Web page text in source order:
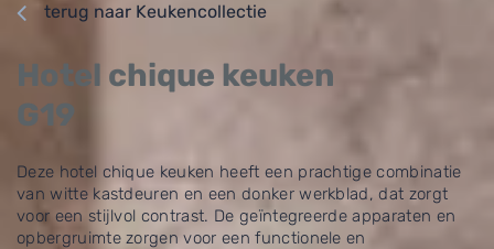
terug naar Keukencollectie
Hotel chique keuken
G19
Deze hotel chique keuken heeft een prachtige combinatie
van witte kastdeuren en een donker werkblad, dat zorgt
voor een stijlvol contrast. De geïntegreerde apparaten en
opbergruimte zorgen voor een functionele en